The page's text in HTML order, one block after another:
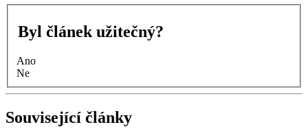
Byl článek užitečný?
Ano
Ne
Související články